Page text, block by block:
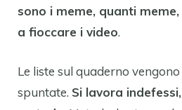
sono i meme, quanti
a fioccare i video.
Le liste sul quaderno
spuntate. Si lavora